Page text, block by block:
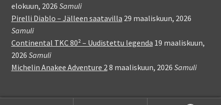
elokuun, 2026 Samuli
Pirelli Diablo – Jälleen saatavilla 29 maaliskuun, 2026
Samuli
Continental TKC 80² – Uudistettu legenda 19 maaliskuun,
2026 Samuli
Michelin Anakee Adventure 2 8 maaliskuun, 2026 Samuli